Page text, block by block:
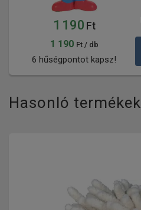
1 190 Ft
1 190 Ft / db
6 hűségpontot kapsz!
Hasonló termékek